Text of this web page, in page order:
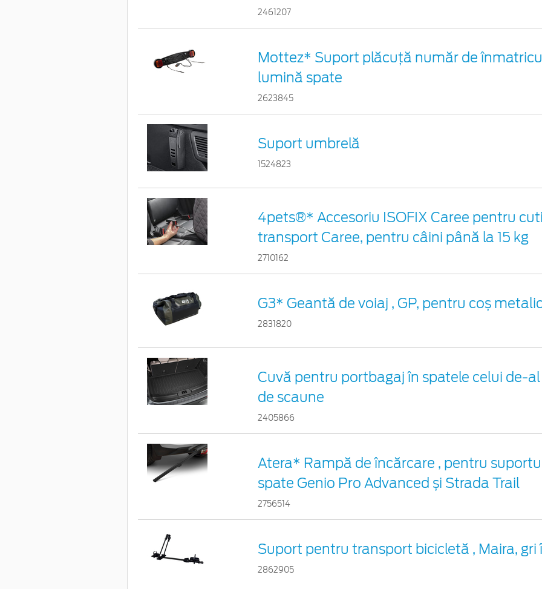
2461207
Mottez* Suport plăcuță număr de
lumină spate
2623845
Suport umbrelă
1524823
4pets®* Accesoriu ISOFIX Caree pentru
transport Caree, pentru câini până la 15 kg
2710162
G3* Geantă de voiaj , GP, pentru coș
2831820
Cuvă pentru portbagaj în spatele celui de-
de scaune
2405866
Atera* Rampă de încărcare , pentru
spate Genio Pro Advanced și Strada Trail
2756514
Suport pentru transport bicicletă , Maira, gri
2862905